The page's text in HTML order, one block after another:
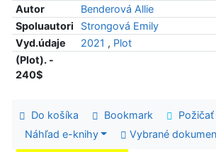
Autor
Benderová Allie
Spoluautori
Strongová Emily
Vyd.údaje
2021 , Plot
(Plot). -
240$
Do košíka Bookmark
Náhľad e-knihy
Vybrané